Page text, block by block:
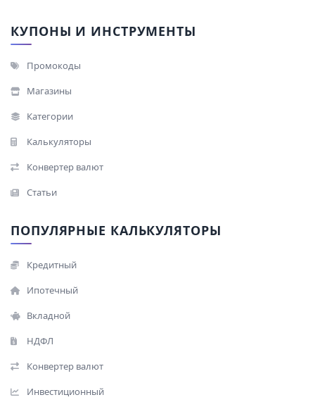
КУПОНЫ И ИНСТРУМЕНТЫ
Промокоды
Магазины
Категории
Калькуляторы
Конвертер валют
Статьи
ПОПУЛЯРНЫЕ КАЛЬКУЛЯТОРЫ
Кредитный
Ипотечный
Вкладной
НДФЛ
Конвертер валют
Инвестиционный